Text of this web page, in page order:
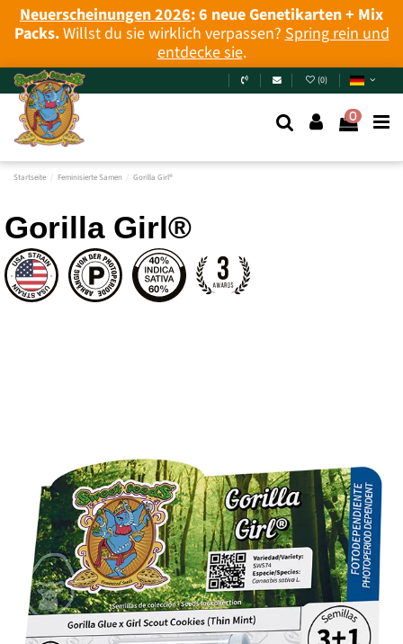
Neuerscheinungen 2026: 6 neue Genetikarten + Mix
Packs.Willst du sie wirklich verpassen?Spring rein und
entdecke sie.
(0)
0
Startseite Feminisierte Samen Gorilla Girl®
Gorilla Girl®